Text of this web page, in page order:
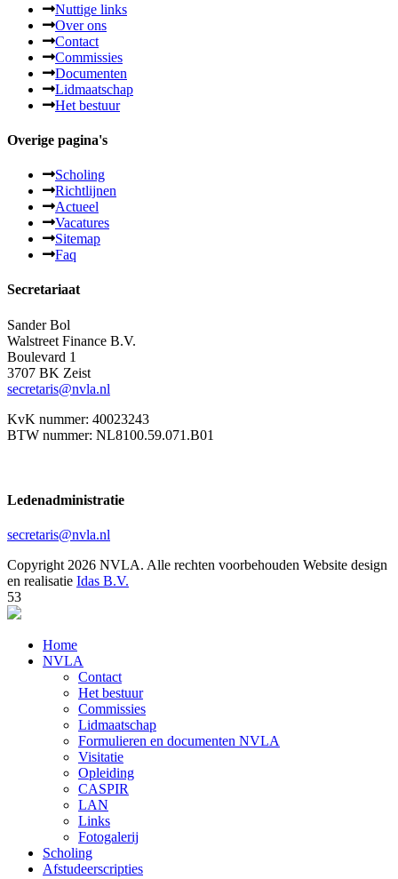
Nuttige links
Over ons
Contact
Commissies
Documenten
Lidmaatschap
Het bestuur
Overige pagina's
Scholing
Richtlijnen
Actueel
Vacatures
Sitemap
Faq
Secretariaat
Sander Bol
Walstreet Finance B.V.
Boulevard 1
3707 BK Zeist
secretaris@nvla.nl
KvK nummer: 40023243
BTW nummer: NL8100.59.071.B01
Ledenadministratie
secretaris@nvla.nl
Copyright 2026 NVLA. Alle rechten voorbehouden Website design
en realisatie Idas B.V.
53
Home
NVLA
Contact
Het bestuur
Commissies
Lidmaatschap
Formulieren en documenten NVLA
Visitatie
Opleiding
CASPIR
LAN
Links
Fotogalerij
Scholing
Afstudeerscripties